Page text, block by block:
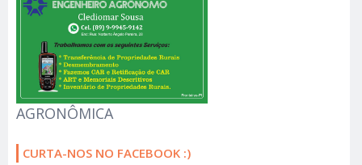
AGRONÔMICA
CURTA-NOS NO FACEBOOK :)